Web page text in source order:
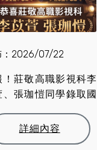
：2026/07/22
！莊敬高職影視科李
、張珈愷同學錄取國
詳細內容